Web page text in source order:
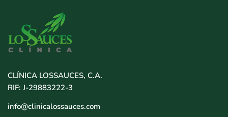
CLÍNICA LOSSAUCES, C.A.
RIF: J-29883222-3
info@clinicalossauces.com